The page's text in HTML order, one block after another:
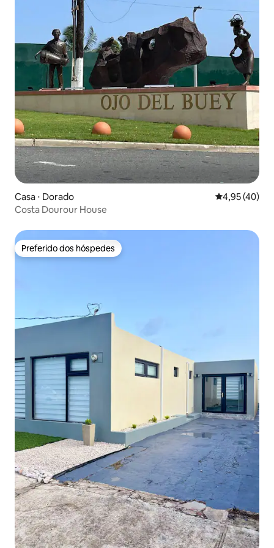
Casa ⋅ Dorado 4,95 de uma
4,95 (40)
Costa Dourour House
Preferido dos hóspedes
Preferido dos hóspedes